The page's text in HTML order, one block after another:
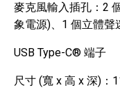
麥克風輸入插孔：2
象電源)、1 個立體聲
USB Type-C® 端子
尺寸 (寬 x 高 x 深)：